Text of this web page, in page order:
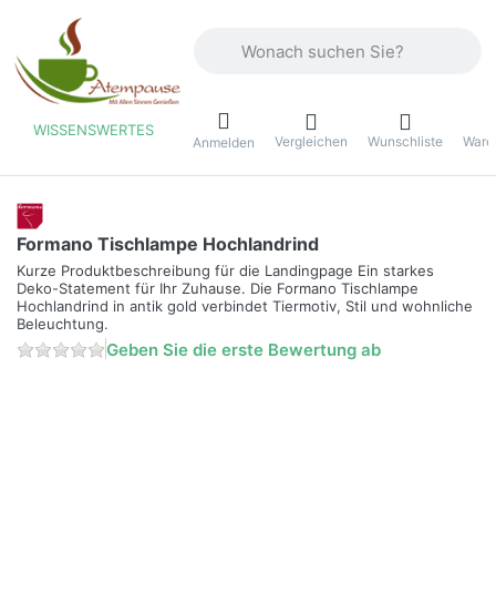
WISSENSWERTES
Anmelden Vergleichen Wunschliste
Formano Tischlampe Hochlandrind
Kurze Produktbeschreibung für die Landingpage Ein starkes
Deko-Statement für Ihr Zuhause. Die Formano Tischlampe
Hochlandrind in antik gold verbindet Tiermotiv, Stil und wohnliche
Beleuchtung.
Geben Sie die erste Bewertung ab